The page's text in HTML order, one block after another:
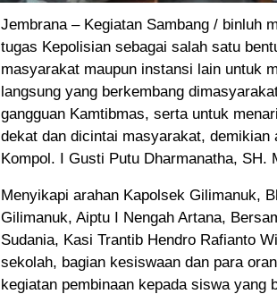
Jembrana – Kegiatan Sambang / binluh
tugas Kepolisian sebagai salah satu
masyarakat maupun instansi lain untuk
langsung yang berkembang
gangguan Kamtibmas, serta untuk
dekat dan dicintai masyarakat, demikian
Kompol. I Gusti Putu Dharmanatha, SH.
Menyikapi arahan Kapolsek Gilimanuk,
Gilimanuk, Aiptu I Nengah Artana,
Sudania, Kasi Trantib Hendro Rafianto
sekolah, bagian kesiswaan dan para
kegiatan pembinaan kepada siswa yang